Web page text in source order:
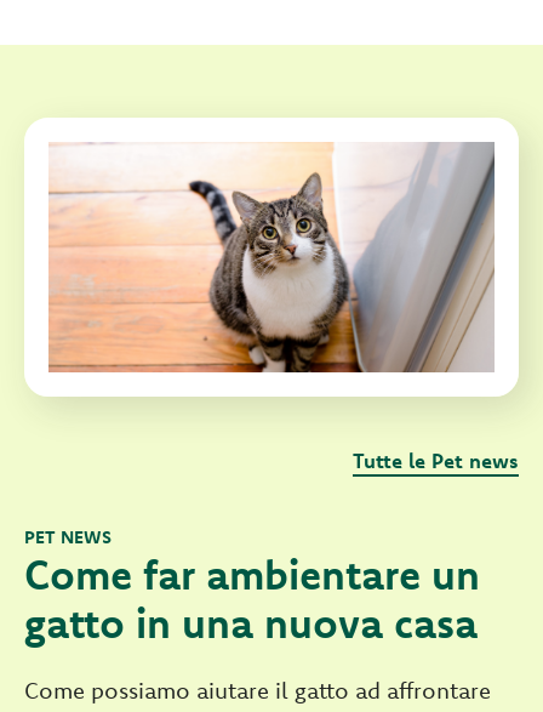
PET NEWS
Come far ambientare un
gatto in una nuova casa
Come possiamo aiutare il gatto ad affrontare
Tutte le Pet news